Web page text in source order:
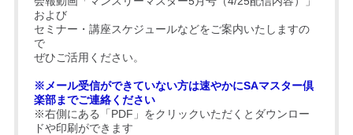
および
セミナー・講座スケジュールなどをご案内いたしますの
で
ぜひご活用ください。
※メール受信ができていない方は速やかにSAマスター倶
楽部までご連絡ください
※右側にある「PDF」をクリックいただくとダウンロー
ドや印刷ができます